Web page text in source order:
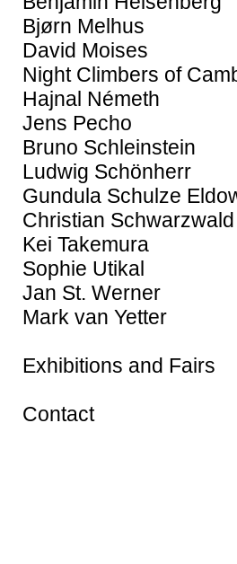
Bjørn Melhus
David Moises
Night Climbers of
Hajnal Németh
Jens Pecho
Bruno Schleinstein
Ludwig Schönherr
Gundula Schulze
Christian Schwarzwald
Kei Takemura
Sophie Utikal
Jan St. Werner
Mark van Yetter
Exhibitions and Fairs
Contact